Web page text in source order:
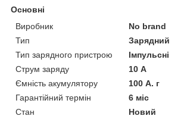
Основні
Виробник
No brand
Тип
Зарядний
Тип зарядного пристрою
Імпульсні
Струм заряду
10 А
Ємність акумулятору
100 А. г
Гарантійний термін
6 міс
Стан
Новий